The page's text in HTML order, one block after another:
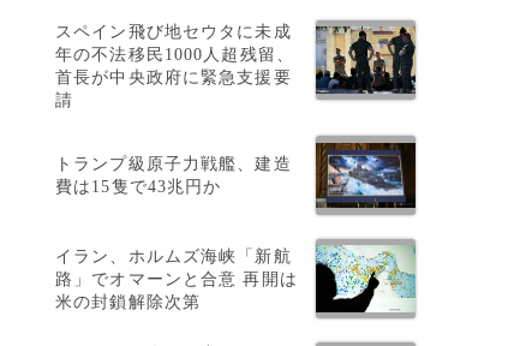
スペイン飛び地セウタに未成
年の不法移民1000人超残留、
首長が中央政府に緊急支援要
請
トランプ級原子力戦艦、建造
費は15隻で43兆円か
イラン、ホルムズ海峡「新航
路」でオマーンと合意 再開は
米の封鎖解除次第